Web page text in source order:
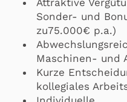
Sonder- und
zu75.000€ p.a.)
Maschinen- und
Kurze
kollegiales